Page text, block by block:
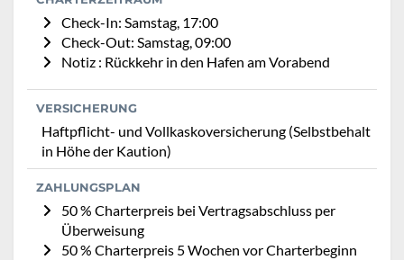
Check-In: Samstag, 17:00
Check-Out: Samstag, 09:00
Notiz : Rückkehr in den Hafen am Vorabend
VERSICHERUNG
Haftpflicht- und Vollkaskoversicherung (Selbstbehalt
in Höhe der Kaution)
ZAHLUNGSPLAN
50 % Charterpreis bei Vertragsabschluss per
Überweisung
50 % Charterpreis 5 Wochen vor Charterbeginn